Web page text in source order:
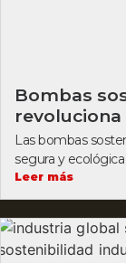
Bombas
Las bombas
segura y
Leer más